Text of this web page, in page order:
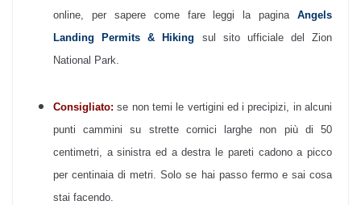
online, per sapere come fare leggi la pagina Angels
Landing Permits & Hiking sul sito ufficiale del Zion
National Park.
Consigliato: se non temi le vertigini ed i precipizi, in alcuni
punti cammini su strette cornici larghe non più di 50
centimetri, a sinistra ed a destra le pareti cadono a picco
per centinaia di metri. Solo se hai passo fermo e sai cosa
stai facendo.